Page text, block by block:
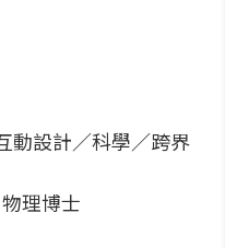
動設計／科學／跨界
理博士